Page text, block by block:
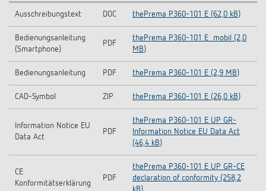
Ausschreibungstext DOC thePrema P360-101 E (62,0 kB)
Bedienungsanleitung
(Smartphone)
PDF
thePrema P360-101 E_mobil (2,0
MB)
Bedienungsanleitung PDF thePrema P360-101 E (2,9 MB)
CAD-Symbol ZIP thePrema P360-101 E (26,0 kB)
Information Notice EU
Data Act
PDF
thePrema P360-101 E UP GR-
Information Notice EU Data Act
(46,4 kB)
CE
Konformitätserklärung
PDF
thePrema P360-101 E UP GR-CE
declaration of conformity (258,2
kB)